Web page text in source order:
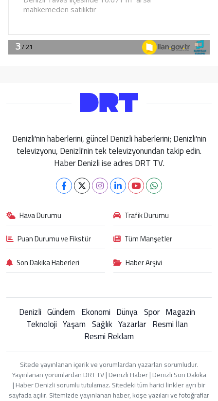
Denizli'nin haberlerini, güncel Denizli haberlerini; Denizli'nin
televizyonu, Denizli'nin tek televizyonundan takip edin.
Haber Denizli ise adres DRT TV.
Hava Durumu
Trafik Durumu
Puan Durumu ve Fikstür
Tüm Manşetler
Son Dakika Haberleri
Haber Arşivi
Denizli Gündem Ekonomi Dünya Spor Magazin
Teknoloji Yaşam Sağlık Yazarlar Resmi İlan
Resmi Reklam
Sitede yayınlanan içerik ve yorumlardan yazarları sorumludur.
Yayınlanan yorumlardan DRT TV | Denizli Haber | Denizli Son Dakika
| Haber Denizli sorumlu tutulamaz. Sitedeki tüm harici linkler ayrı bir
sayfada açılır. Sitemizde yayınlanan haber, köşe yazıları ve fotoğraflar